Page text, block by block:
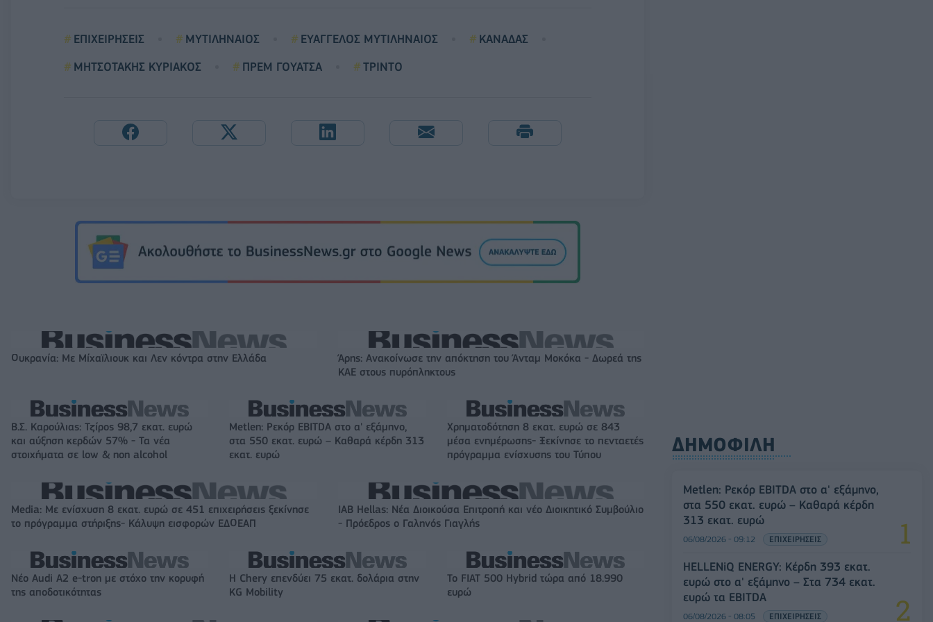
ΕΠΙΧΕΙΡΗΣΕΙΣ ΜΥΤΙΛΗΝΑΙΟΣ ΕΥΑΓΓΕΛΟΣ ΜΥΤΙΛΗΝΑΙΟΣ
ΚΑΝΑΔΑΣ
ΜΗΤΣΟΤΑΚΗΣ ΚΥΡΙΑΚΟΣ
ΠΡΕΜ ΓΟΥΑΤΣΑ ΤΡΙΝΤΟ
Ουκρανία: Με Μίχαϊλιουκ και Λεν κόντρα στην Ελλάδα
Άρης: Ανακοίνωσε την απόκτηση του Άνταμ Μοκόκα - Δωρεά της
ΚΑΕ στους πυρόπληκτους
Β.Σ. Καρούλιας: Τζίρος 98,7 εκατ. ευρώ
και αύξηση κερδών 57% - Τα νέα
στοιχήματα σε low & non alcohol
Metlen: Ρεκόρ EBITDA στο α' εξάμηνο,
στα 550 εκατ. ευρώ – Καθαρά κέρδη 313
εκατ. ευρώ
Χρηματοδότηση 8 εκατ. ευρώ σε 843
μέσα ενημέρωσης- Ξεκίνησε το πενταετές
πρόγραμμα ενίσχυσης του Τύπου
Media: Με ενίσχυση 8 εκατ. ευρώ σε 451 επιχειρήσεις ξεκίνησε
το πρόγραμμα στήριξης- Κάλυψη εισφορών ΕΔΟΕΑΠ
IAB Hellas: Νέα Διοικούσα Επιτροπή και νέο Διοικητικό Συμβούλιο
- Πρόεδρος ο Γαληνός Γιαγλής
Νέο Audi A2 e-tron με στόχο την κορυφή
της αποδοτικότητας
Η Chery επενδύει 75 εκατ. δολάρια στην
KG Mobility
Το FIAT 500 Hybrid τώρα από 18.990
ευρώ
ΔΗΜΟΦΙΛΗ
Metlen: Ρεκόρ EBITDA στο α' εξάμηνο,
στα 550 εκατ. ευρώ – Καθαρά κέρδη
313 εκατ. ευρώ
06/08/2026 - 09:12 ΕΠΙΧΕΙΡΗΣΕΙΣ
HELLENiQ ENERGY: Κέρδη 393 εκατ.
ευρώ στο α' εξάμηνο – Στα 734 εκατ.
ευρώ τα EBITDA
06/08/2026 - 08:05 ΕΠΙΧΕΙΡΗΣΕΙΣ